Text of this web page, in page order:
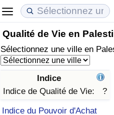
Qualité de Vie en
Sélectionnez une ville en
Indice
Indice de Qualité de Vie:
?
Indice du Pouvoir d'Achat
Coût de la vie
Indice du Coût de la Vie
Indice du Coût de la Vie
Prix de l'immobilier
Indice des Prix de
Indice des Prix de
Qualité de Vie
Indice de Qualité de Vie
Indice de Qualité de Vie